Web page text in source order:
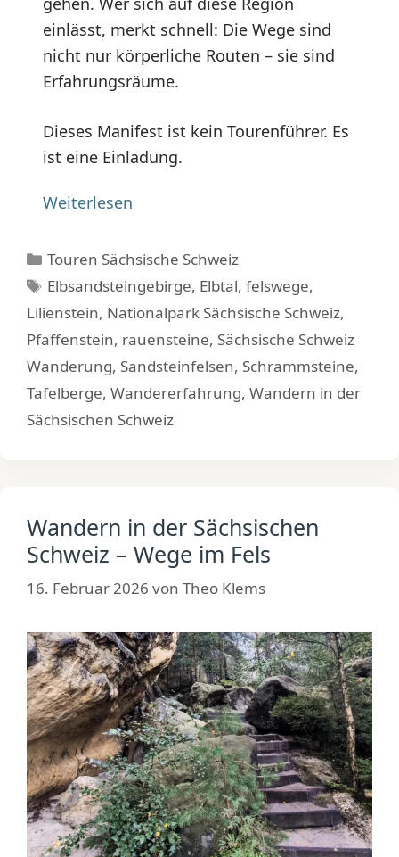
einlässt, merkt schnell: Die Wege sind
nicht nur körperliche Routen – sie sind
Erfahrungsräume.
Dieses Manifest ist kein Tourenführer. Es
ist eine Einladung.
Weiterlesen
Kategorien
Touren Sächsische Schweiz
Schlagwörter
Elbsandsteingebirge, Elbtal,felswege,
Lilienstein, Nationalpark Sächsische Schweiz,
Pfaffenstein, rauensteine, Sächsische Schweiz
Wanderung, Sandsteinfelsen, Schrammsteine,
Tafelberge, Wandererfahrung, Wandern in der
Sächsischen Schweiz
Wandern in der Sächsischen
Schweiz – Wege im Fels
16. Februar 2026 von Theo Klems